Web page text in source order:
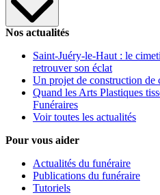
Nos actualités
Saint-Juéry-le-Haut : le
retrouver son éclat
Un projet de construction de
Quand les Arts Plastiques
Funéraires
Voir toutes les actualités
Pour vous aider
Actualités du funéraire
Publications du funéraire
Tutoriels